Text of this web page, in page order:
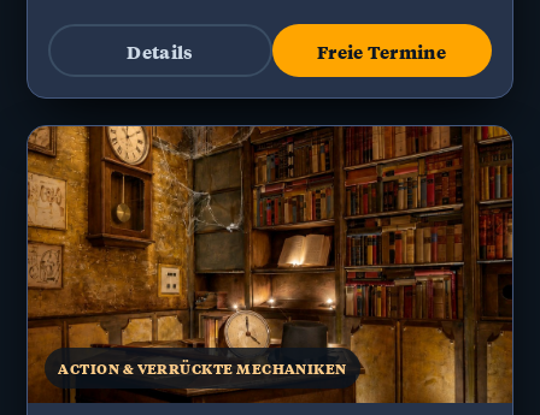
Details Freie Termine
ACTION & VERRÜCKTE MECHANIKEN